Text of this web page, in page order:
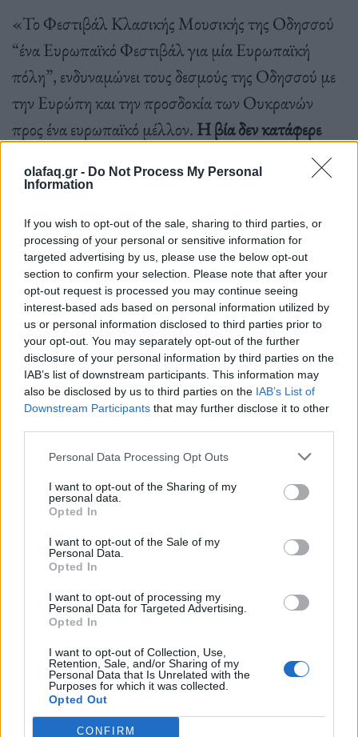
olafaq.gr - Do Not Process My Personal
Information
If you wish to opt-out of the sale, sharing to third parties, or
processing of your personal or sensitive information for
targeted advertising by us, please use the below opt-out
section to confirm your selection. Please note that after your
opt-out request is processed you may continue seeing
interest-based ads based on personal information utilized by
us or personal information disclosed to third parties prior to
your opt-out. You may separately opt-out of the further
disclosure of your personal information by third parties on the
IAB’s list of downstream participants. This information may
also be disclosed by us to third parties on the IAB’s List of
Downstream Participants that may further disclose it to other
Personal Data Processing Opt Outs
I want to opt-out of the Sharing of my
personal data.
Opted In
I want to opt-out of the Sale of my
Personal Data.
Opted In
I want to opt-out of processing my
Personal Data for Targeted Advertising.
Opted In
I want to opt-out of Collection, Use,
Retention, Sale, and/or Sharing of my
Personal Data that Is Unrelated with the
Purposes for which it was collected.
Opted Out
CONFIRM
«Το Φεστιβάλ Κλασικής Μουσικής της Οδησσού
“ένα Ευρωπαϊκό Φεστιβάλ για μία Ευρωπαϊκή
πόλη”, ενδυναμώνει τους δεσμούς της Οδησσού με
την Ευρώπη και την προσδοκία των Ουκρανών
προς ένα ευρωπαϊκό μέλλον. Η βία δεν κατάφερε
ποτέ στην ανθρώπινη ιστορία να κατισχύσει της
Τέχνης. Δεν θα το επιτρέψουμε ούτε και σήμερα
Φεστιβάλ Κλασικής Μουσικής της Οδησσού
αναζητά αλλού στέγη. Προσδοκούμε στην
επιστροφή της ειρήνης για να παρακολουθήσουμε το
2023 το Φεστιβάλ στην Οδησσό», καταλήγει η κ.
Μενδώνη.
Ο καλλιτεχνικός διευθυντής του Φεστιβάλ Odessa
Classics τονίζει: «H ιστορική συσχέτιση της
βοήθειας της Οδησσού προς τον ελληνικό
σημερινή προσφορά για επιστροφή της φιλοξενίας
από τις πιο συγκινητικές και ουσιαστικές
πολιτιστικές πράξεις αλληλεγγύης οποιασδήποτε
κυβέρνησης φίλης χώρας προς την Ουκρανίααπό
την αρχή της εισβολής».